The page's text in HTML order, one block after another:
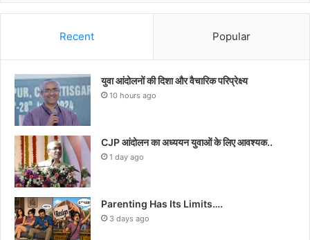
Recent Popular
युवा आंदोलनों की दिशा और वैचारिक परिप्रेक्ष्य
10 hours ago
CJP आंदोलन का अध्ययन युवाओं के लिए आवश्यक..
1 day ago
Parenting Has Its Limits….
3 days ago